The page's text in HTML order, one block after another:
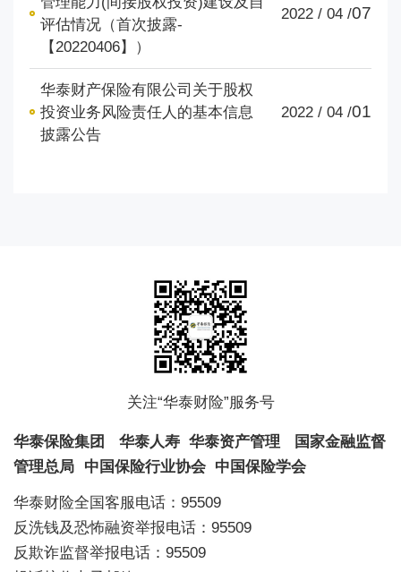
评估情况（首次披露-
【20220406】）
2022 / 04 /07
华泰财产保险有限公司关于股权
投资业务风险责任人的基本信息
披露公告
2022 / 04 /01
关注“华泰财险”服务号
华泰保险集团 华泰人寿 华泰资产管理
国家金融监督
管理总局
中国保险行业协会 中国保险学会
华泰财险全国客服电话：95509
反洗钱及恐怖融资举报电话：95509
反欺诈监督举报电话：95509